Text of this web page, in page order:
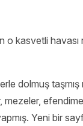
o kasvetli
dolmuş
mezeler,
Yeni bir